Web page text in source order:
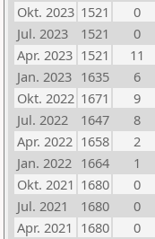
Okt. 2023 1521 0
Jul. 2023
1521 0
Apr. 2023 1521 11
Jan. 2023 1635 6
Okt. 2022 1671 9
Jul. 2022
1647 8
Apr. 2022 1658 2
Jan. 2022 1664 1
Okt. 2021 1680 0
Jul. 2021
1680 0
Apr. 2021 1680 0